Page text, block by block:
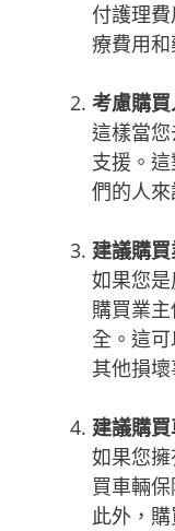
付護理
療費用和
考慮購
這樣當
支援。
們的人來
建議購
如果您
購買業
全。這
其他損壞
建議購
如果您
買車輛
此外，